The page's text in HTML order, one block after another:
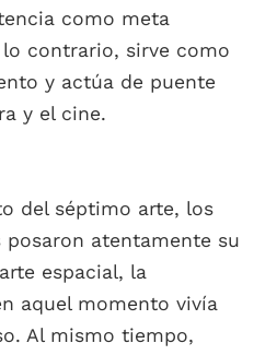
como meta
lo contrario, sirve como
y actúa de puente
y el cine.
del séptimo arte, los
posaron atentamente su
espacial, la
aquel momento vivía
Al mismo tiempo,